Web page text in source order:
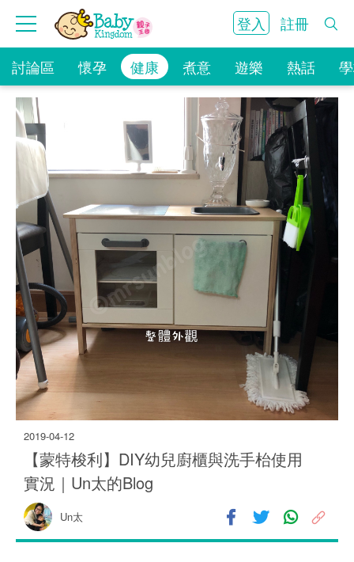
登入 註冊
討論區 懷孕 健康 煮意 遊樂 熱話
2019-04-12
【蒙特梭利】DIY幼兒廚櫃與洗手枱使用
實況｜Un太的Blog
Un太